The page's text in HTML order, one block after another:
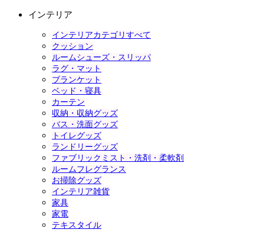
インテリア
インテリアカテゴリすべて
クッション
ルームシューズ・スリッパ
ラグ・マット
ブランケット
ベッド・寝具
カーテン
収納・収納グッズ
バス・洗面グッズ
トイレグッズ
ランドリーグッズ
ファブリックミスト・洗剤・柔軟剤
ルームフレグランス
お掃除グッズ
インテリア雑貨
家具
家電
テキスタイル